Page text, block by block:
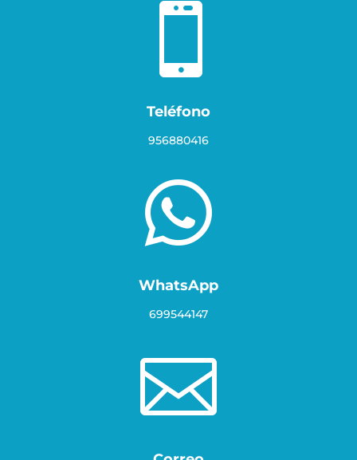

Teléfono
956880416

WhatsApp
699544147
